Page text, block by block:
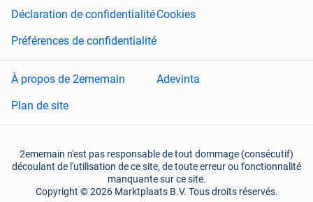
Déclaration de confidentialitéCookies
Préférences de confidentialité
À propos de 2ememain
Adevinta
Plan de site
2ememain n'est pas responsable de tout dommage (consécutif)
découlant de l'utilisation de ce site, de toute erreur ou fonctionnalité
manquante sur ce site.
Copyright © 2026 Marktplaats B.V. Tous droits réservés.